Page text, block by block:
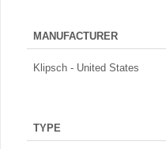
MANUFACTURER
Klipsch - United States
TYPE